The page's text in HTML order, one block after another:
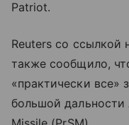
Patriot.
Reuters со ссылкой
также сообщило,
«практически все»
большой дальности